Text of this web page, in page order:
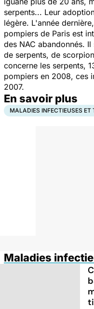
serpents... Leur
légère. L'année
pompiers de Paris est
des NAC abandonnés.
de serpents, de
concerne les serpents,
pompiers en 2008, ces
2007.
En savoir plus
MALADIES INFECTIEUSES ET
Maladies